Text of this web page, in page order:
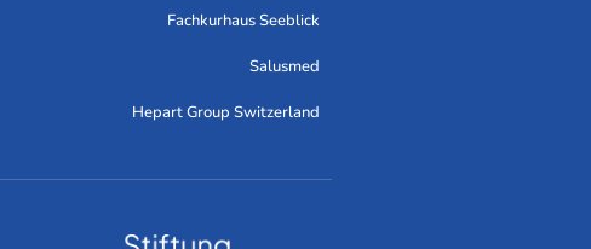
Fachkurhaus Seeblick
Salusmed
Hepart Group Switzerland